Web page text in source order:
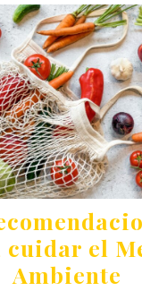
cuidar el
Ambiente